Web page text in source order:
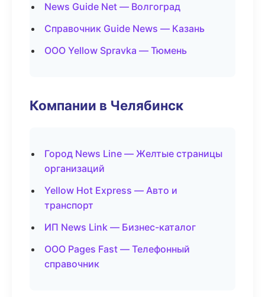
News Guide Net — Волгоград
Справочник Guide News — Казань
ООО Yellow Spravka — Тюмень
Компании в Челябинск
Город News Line — Желтые страницы
организаций
Yellow Hot Express — Авто и
транспорт
ИП News Link — Бизнес-каталог
ООО Pages Fast — Телефонный
справочник